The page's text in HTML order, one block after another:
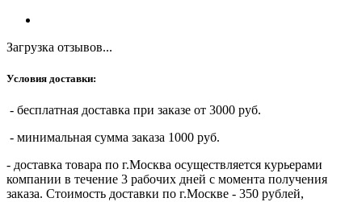
Загрузка отзывов...
Условия доставки:
- бесплатная доставка при заказе от 3000 руб.
- минимальная сумма заказа 1000 руб.
- доставка товара по г.Москва осуществляется курьерами
компании в течение 3 рабочих дней с момента получения
заказа. Стоимость доставки по г.Москве - 350 рублей,